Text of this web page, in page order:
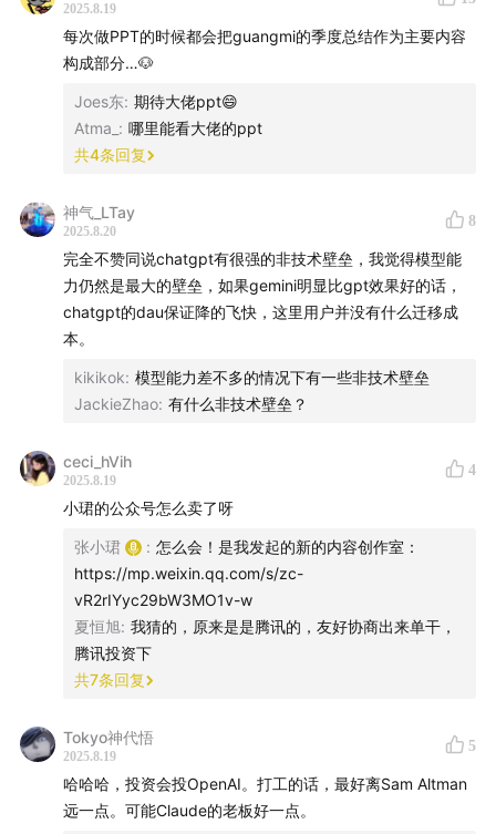
最领先的这几家很像 F1 竞赛
21:37横向全家桶，纵向垂直整合
C端是一个非常明显的头部收敛趋势，ChatGPT可能在C
作为投资人或 AI 创业者，一面兴奋是技术每个月都在进
步，另一面有点绝望
横向全家桶的例子是ChatGPT，已经包含了Chat+搜索
+Coding+Agent+WorkSpace
纵向垂直整合的例子是 Gemini，从 TPU 芯片，到
档/Chrome浏览器/安卓操作系统/YouTube视频，可以做
超级集成
33:35智能和产品都重要
过去 3 年一直是对智能上限的探索极度上头，但在过去两
个月开始重视产品了
ChatGPT 身上有很多非技术性壁垒，而 Coding 或模型
公司只是技术壁垒
OpenAI 是平衡最好的一家，一边探索智能上限，一边又
把智能红利转化成产品流量和品牌心智
4、张一鸣看到了搜索时代对用户在个性化内容需求上的忽
视。但是他们却利用技术对人性的弱点进行无底线的迎合和
投喂。
抖音之恶在于用追求互动数据破坏精神产品的价值评判体
系。
拼多多和抖音就是个性化、碎片化的移动互联网时代在物质
商品和社媒内容两个领域长出来的两大毒瘤。
5、那么 AI 将会在内容分发上带来什么样的革新呢？这个问
题还是让 AI 来回答：
户 engagement（参与度）”，而是会融入内容质量评估指
标。AI可以学习识别深度分析、信息来源可靠、逻辑清晰、
创作，打破“劣币驱逐良币”的困境。
- 重构推荐逻辑：从“迎合”到“培育”
现有的算法核心是“用户喜欢什么，我就给更多”。AI逻辑将变
为“用户喜欢什么，以此为起点，再给一些长期有益的内
容”。
“认知导航仪”。 它不再被动地响应用户的即时冲动，而是主
更广阔的信息地图，并降低他们探索地图中“未知宝藏区域”
的难度，最终让用户自己发现深度内容所带来的、比短暂娱
2025.8.19
每次做PPT的时候都会把guangmi的季度总结作为主要内容
构成部分…🐶
Joes东: 期待大佬ppt😄
Atma_ : 哪里能看大佬的ppt
共4条回复
神气_LTay
2025.8.20
8
完全不赞同说chatgpt有很强的非技术壁垒，我觉得模型能
力仍然是最大的壁垒，如果gemini明显比gpt效果好的话，
chatgpt的dau保证降的飞快，这里用户并没有什么迁移成
本。
kikikok: 模型能力差不多的情况下有一些非技术壁垒
JackieZhao: 有什么非技术壁垒？
ceci_hVih
2025.8.19
4
小珺的公众号怎么卖了呀
张小珺 : 怎么会！是我发起的新的内容创作室：
https://mp.weixin.qq.com/s/zc-
vR2rIYyc29bW3MO1v-w
夏恒旭: 我猜的，原来是是腾讯的，友好协商出来单干，
腾讯投资下
共7条回复
Tokyo神代悟
2025.8.19
5
哈哈哈，投资会投OpenAI。打工的话，最好离Sam Altman
远一点。可能Claude的老板好一点。